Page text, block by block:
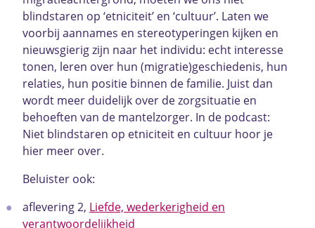
blindstaren op ‘etniciteit’ en ‘cultuur’. Laten we
voorbij aannames en stereotyperingen kijken en
nieuwsgierig zijn naar het individu: echt interesse
tonen, leren over hun (migratie)geschiedenis, hun
relaties, hun positie binnen de familie. Juist dan
wordt meer duidelijk over de zorgsituatie en
behoeften van de mantelzorger. In de podcast:
Niet blindstaren op etniciteit en cultuur hoor je
hier meer over.
Beluister ook:
aflevering 2, Liefde, wederkerigheid en
verantwoordelijkheid